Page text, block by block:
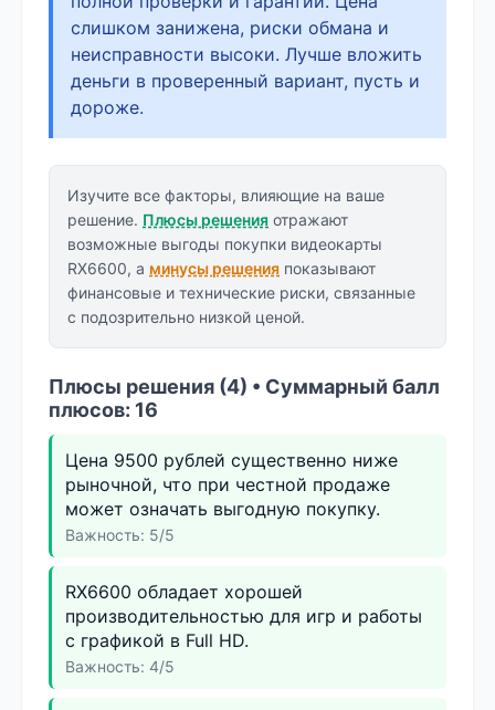
слишком занижена, риски обмана и
неисправности высоки. Лучше вложить
деньги в проверенный вариант, пусть и
дороже.
Изучите все факторы, влияющие на ваше
решение. Плюсы решения отражают
возможные выгоды покупки видеокарты
RX6600, а минусы решения показывают
финансовые и технические риски, связанные
с подозрительно низкой ценой.
Плюсы решения (4) • Суммарный балл
плюсов: 16
Цена 9500 рублей существенно ниже
рыночной, что при честной продаже
может означать выгодную покупку.
Важность: 5/5
RX6600 обладает хорошей
производительностью для игр и работы
с графикой в Full HD.
Важность: 4/5